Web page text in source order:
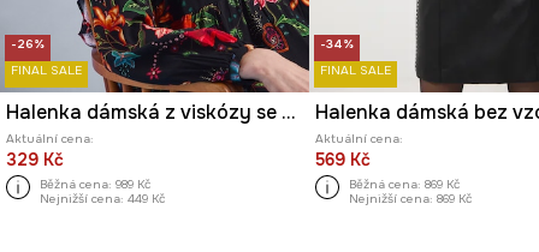
-26%
FINAL SALE
Halenka dámská z viskózy se vzorem
Aktuální cena:
329 Kč
Běžná cena: 989 Kč
Nejnižší cena: 449 Kč
-34%
FINAL SALE
Halenka dámská bez
Aktuální cena:
569 Kč
Běžná cena: 869 Kč
Nejnižší cena: 869 Kč